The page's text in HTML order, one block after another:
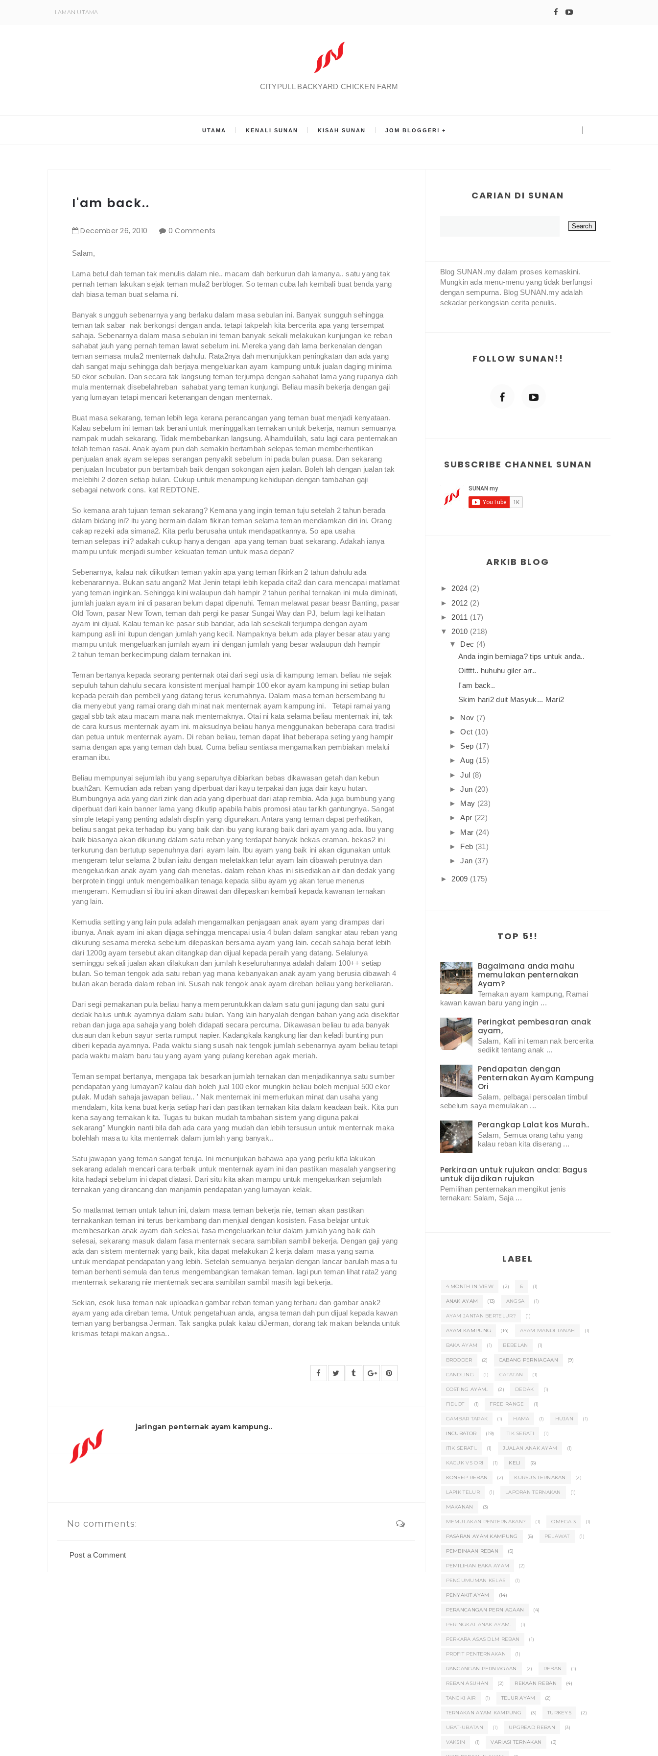
LAMAN UTAMA
CITYPULL BACKYARD CHICKEN FARM
UTAMA KENALI SUNAN KISAH SUNAN JOM BLOGGER!
I'am back..
December 26,2010 0 Comments
Salam,
Lama betul dah teman tak menulis dalam nie.. macam dah berkurun dah lamanya.. satu yang tak
pernah teman lakukan sejak teman mula2 berbloger. So teman cuba lah kembali buat benda yang
dah biasa teman buat selama ni.
Banyak sungguh sebenarnya yang berlaku dalam masa sebulan ini. Banyak sungguh sehingga
teman tak sabar nak berkongsi dengan anda. tetapi takpelah kita bercerita apa yang tersempat
sahaja. Sebenarnya dalam masa sebulan ini teman banyak sekali melakukan kunjungan ke reban
sahabat jauh yang pernah teman lawat sebelum ini. Mereka yang dah lama berkenalan dengan
teman semasa mula2 menternak dahulu. Rata2nya dah menunjukkan peningkatan dan ada yang
dah sangat maju sehingga dah berjaya mengeluarkan ayam kampung untuk jualan daging minima
50 ekor sebulan. Dan secara tak langsung teman terjumpa dengan sahabat lama yang rupanya dah
mula menternak disebelahreban sahabat yang teman kunjungi. Beliau masih bekerja dengan gaji
yang lumayan tetapi mencari ketenangan dengan menternak.
Buat masa sekarang, teman lebih lega kerana perancangan yang teman buat menjadi kenyataan.
Kalau sebelum ini teman tak berani untuk meninggalkan ternakan untuk bekerja, namun semuanya
nampak mudah sekarang. Tidak membebankan langsung. Alhamdulilah, satu lagi cara penternakan
telah teman rasai. Anak ayam pun dah semakin bertambah selepas teman memberhentikan
penjualan anak ayam selepas serangan penyakit sebelum ini pada bulan puasa. Dan sekarang
penjualan Incubator pun bertambah baik dengan sokongan ajen jualan. Boleh lah dengan jualan tak
melebihi 2 dozen setiap bulan. Cukup untuk menampung kehidupan dengan tambahan gaji
sebagai network cons. kat REDTONE.
So kemana arah tujuan teman sekarang? Kemana yang ingin teman tuju setelah 2 tahun berada
dalam bidang ini? itu yang bermain dalam fikiran teman selama teman mendiamkan diri ini. Orang
cakap rezeki ada simana2. Kita perlu berusaha untuk mendapatkannya. So apa usaha
teman selepas ini? adakah cukup hanya dengan apa yang teman buat sekarang. Adakah ianya
mampu untuk menjadi sumber kekuatan teman untuk masa depan?
Sebenarnya, kalau nak diikutkan teman yakin apa yang teman fikirkan 2 tahun dahulu ada
kebenarannya. Bukan satu angan2 Mat Jenin tetapi lebih kepada cita2 dan cara mencapai matlamat
yang teman inginkan. Sehingga kini walaupun dah hampir 2 tahun perihal ternakan ini mula diminati,
jumlah jualan ayam ini di pasaran belum dapat dipenuhi. Teman melawat pasar beasr Banting, pasar
Old Town, pasar New Town, teman dah pergi ke pasar Sungai Way dan PJ, belum lagi kelihatan
ayam ini dijual. Kalau teman ke pasar sub bandar, ada lah sesekali terjumpa dengan ayam
kampung asli ini itupun dengan jumlah yang kecil. Nampaknya belum ada player besar atau yang
mampu untuk mengeluarkan jumlah ayam ini dengan jumlah yang besar walaupun dah hampir
2 tahun teman berkecimpung dalam ternakan ini.
Teman bertanya kepada seorang penternak otai dari segi usia di kampung teman. beliau nie sejak
sepuluh tahun dahulu secara konsistent menjual hampir 100 ekor ayam kampung ini setiap bulan
kepada peraih dan pembeli yang datang terus kerumahnya. Dalam masa teman bersembang tu
dia menyebut yang ramai orang dah minat nak menternak ayam kampung ini. Tetapi ramai yang
gagal sbb tak atau macam mana nak menternaknya. Otai ni kata selama beliau menternak ini, tak
de cara kursus menternak ayam ini. maksudnya beliau hanya menggunakan beberapa cara tradisi
dan petua untuk menternak ayam. Di reban beliau, teman dapat lihat beberapa seting yang hampir
sama dengan apa yang teman dah buat. Cuma beliau sentiasa mengamalkan pembiakan melalui
eraman ibu.
Beliau mempunyai sejumlah ibu yang separuhya dibiarkan bebas dikawasan getah dan kebun
buah2an. Kemudian ada reban yang diperbuat dari kayu terpakai dan juga dair kayu hutan.
Bumbungnya ada yang dari zink dan ada yang diperbuat dari atap rembia. Ada juga bumbung yang
diperbuat dari kain banner lama yang dikutip apabila habis promosi atau tarikh gantungnya. Sangat
simple tetapi yang penting adalah displin yang digunakan. Antara yang teman dapat perhatikan,
beliau sangat peka terhadap ibu yang baik dan ibu yang kurang baik dari ayam yang ada. Ibu yang
baik biasanya akan dikurung dalam satu reban yang terdapat banyak bekas eraman. bekas2 ini
terkurung dan bertutup sepenuhnya dari ayam lain. Ibu ayam yang baik ini akan digunakan untuk
mengeram telur selama 2 bulan iaitu dengan meletakkan telur ayam lain dibawah perutnya dan
mengeluarkan anak ayam yang dah menetas. dalam reban khas ini sisediakan air dan dedak yang
berprotein tinggi untuk mengembalikan tenaga kepada siibu ayam yg akan terue menerus
mengeram. Kemudian si ibu ini akan dirawat dan dilepaskan kembali kepada kawanan ternakan
yang lain.
Kemudia setting yang lain pula adalah mengamalkan penjagaan anak ayam yang dirampas dari
ibunya. Anak ayam ini akan dijaga sehingga mencapai usia 4 bulan dalam sangkar atau reban yang
dikurung sesama mereka sebelum dilepaskan bersama ayam yang lain. cecah sahaja berat lebih
dari 1200g ayam tersebut akan ditangkap dan dijual kepada peraih yang datang. Selalunya
seminggu sekali jualan akan dilakukan dan jumlah keseluruhannya adalah dalam 100++ setiap
bulan. So teman tengok ada satu reban yag mana kebanyakan anak ayam yang berusia dibawah 4
bulan akan berada dalam reban ini. Susah nak tengok anak ayam direban beliau yang berkeliaran.
Dari segi pemakanan pula beliau hanya memperuntukkan dalam satu guni jagung dan satu guni
dedak halus untuk ayamnya dalam satu bulan. Yang lain hanyalah dengan bahan yang ada disekitar
reban dan juga apa sahaja yang boleh didapati secara percuma. Dikawasan beliau tu ada banyak
dusaun dan kebun sayur serta rumput napier. Kadangkala kangkung liar dan keladi bunting pun
diberi kepada ayamnya. Pada waktu siang susah nak tengok jumlah sebenarnya ayam beliau tetapi
pada waktu malam baru tau yang ayam yang pulang kereban agak meriah.
Teman sempat bertanya, mengapa tak besarkan jumlah ternakan dan menjadikannya satu sumber
pendapatan yang lumayan? kalau dah boleh jual 100 ekor mungkin beliau boleh menjual 500 ekor
pulak. Mudah sahaja jawapan beliau.. ' Nak menternak ini memerlukan minat dan usaha yang
mendalam, kita kena buat kerja setiap hari dan pastikan ternakan kita dalam keadaan baik. Kita pun
kena sayang ternakan kita. Tugas tu bukan mudah tambahan sistem yang diguna pakai
sekarang" Mungkin nanti bila dah ada cara yang mudah dan lebih tersusun untuk menternak maka
bolehlah masa tu kita menternak dalam jumlah yang banyak..
Satu jawapan yang teman sangat teruja. Ini menunjukan bahawa apa yang perlu kita lakukan
sekarang adalah mencari cara terbaik untuk menternak ayam ini dan pastikan masalah yangsering
kita hadapi sebelum ini dapat diatasi. Dari situ kita akan mampu untuk mengeluarkan sejumlah
ternakan yang dirancang dan manjamin pendapatan yang lumayan kelak.
So matlamat teman untuk tahun ini, dalam masa teman bekerja nie, teman akan pastikan
ternakankan teman ini terus berkambang dan menjual dengan kosisten. Fasa belajar untuk
membesarkan anak ayam dah selesai, fasa mengeluarkan telur dalam jumlah yang baik dah
selesai, sekarang masuk dalam fasa menternak secara sambilan sambil bekerja. Dengan gaji yang
ada dan sistem menternak yang baik, kita dapat melakukan 2 kerja dalam masa yang sama
untuk mendapat pendapatan yang lebih. Setelah semuanya berjalan dengan lancar barulah masa tu
teman berhenti semula dan terus mengembangkan ternakan teman. lagi pun teman lihat rata2 yang
menternak sekarang nie menternak secara sambilan sambil masih lagi bekerja.
Sekian, esok lusa teman nak uploadkan gambar reban teman yang terbaru dan gambar anak2
ayam yang ada direban tema. Untuk pengetahuan anda, angsa teman dah pun dijual kepada kawan
teman yang berbangsa Jerman. Tak sangka pulak kalau diJerman, dorang tak makan belanda untuk
krismas tetapi makan angsa..
jaringan penternak ayam kampung..
No comments:
Post a Comment
CARIAN DI SUNAN
Blog SUNAN.my dalam proses kemaskini.
Mungkin ada menu-menu yang tidak berfungsi
dengan sempurna. Blog SUNAN.my adalah
sekadar perkongsian cerita penulis.
FOLLOW SUNAN!!
SUBSCRIBE CHANNEL SUNAN
ARKIB BLOG
► 2024 (2)
► 2012 (2)
► 2011 (17)
▼ 2010 (218)
▼ Dec (4)
Anda ingin berniaga? tips untuk anda..
Oitttt.. huhuhu giler arr..
I'am back..
Skim hari2 duit Masyuk... Mari2
► Nov (7)
►Oct (10)
► Sep (17)
►Aug (15)
►Jul (8)
►Jun (20)
► May (23)
►Apr (22)
► Mar (24)
► Feb (31)
►Jan (37)
► 2009 (175)
TOP 5!!
Bagaimana anda mahu
memulakan penternakan
Ayam?
Ternakan ayam kampung, Ramai
kawan kawan baru yang ingin ...
Peringkat pembesaran anak
ayam,
Salam, Kali ini teman nak bercerita
sedikit tentang anak ...
Pendapatan dengan
Penternakan Ayam Kampung
Ori
Salam, pelbagai persoalan timbul
sebelum saya memulakan ...
Perangkap Lalat kos Murah..
Salam, Semua orang tahu yang
kalau reban kita diserang ...
Perkiraan untuk rujukan anda: Bagus
untuk dijadikan rujukan
Pemilihan penternakan mengikut jenis
ternakan: Salam, Saja ...
LABEL
4 MONTH IN VIEW (2) 6 (1)
ANAK AYAM (13) ANGSA (1)
AYAM JANTAN BERTELUR? (1)
AYAM KAMPUNG (14) AYAM MANDI TANAH (1)
BAKA AYAM (1) BEBELAN (1)
BROODER (2) CABANG PERNIAGAAN (9)
CANDLING (1) CATATAN (1)
COSTING AYAM.. (2) DEDAK (1)
FIDLOT (1) FREE RANGE (1)
GAMBAR TAPAK (1) HAMA (1) HUJAN (1)
INCUBATOR (19) ITIK SERATI (1)
ITIK SERATI.. (1) JUALAN ANAK AYAM (1)
KACUK VS ORI (1) KELI (6)
KONSEP REBAN (2) KURSUS TERNAKAN (2)
LAPIK TELUR (1) LAPORAN TERNAKAN (1)
MAKANAN (3)
MEMULAKAN PENTERNAKAN? (1) OMEGA 3 (1)
PASARAN AYAM KAMPUNG (6) PELAWAT (1)
PEMBINAAN REBAN (5)
PEMILIHAN BAKA AYAM (2)
PENGUMUMAN KELAS (1)
PENYAKIT AYAM (14)
PERANCANGAN PERNIAGAAN (4)
PERINGKAT ANAK AYAM. (1)
PERKARA ASAS DLM REBAN (1)
PROFIT PENTERNAKAN (1)
RANCANGAN PERNIAGAAN (2) REBAN (1)
REBAN ASUHAN (2) REKAAN REBAN (4)
TANGKI AIR (1) TELUR AYAM (2)
TERNAKAN AYAM KAMPUNG (3) TURKEYS (2)
UBAT-UBATAN (1) UPGREAD REBAN (3)
VAKSIN (1) VARIASI TERNAKAN (3)